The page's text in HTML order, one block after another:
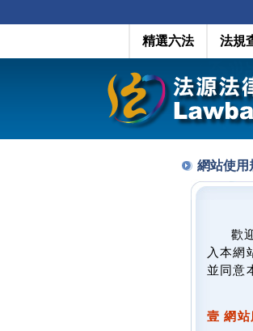
精選六法 法規
網站使用
歡
入本網
並同意
壹 網站